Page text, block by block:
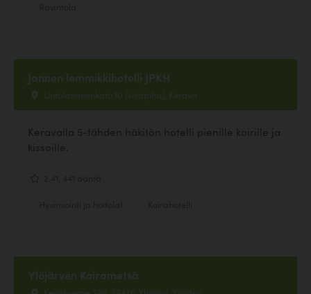
Jannen lemmikkihotelli JPKH
Lintulammenkatu 10 (sisäpiha), Kerava
Keravalla 5-tähden häkitön hotelli pienille koirille ja
kissoille.
Ylöjärven Koirametsä